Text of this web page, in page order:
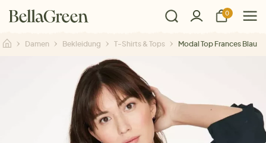
0
Damen Bekleidung T-Shirts & Tops Modal Top Frances Blau